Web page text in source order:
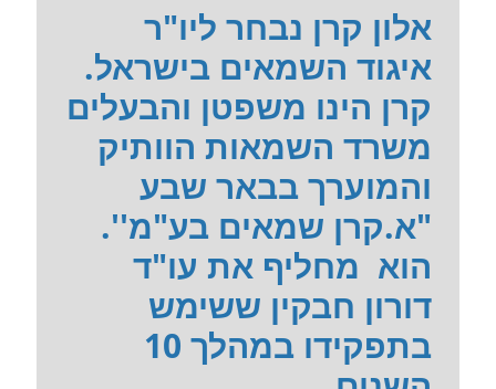
אלון קרן נבחר ליו"ר
איגוד השמאים בישראל.
קרן הינו משפטן והבעלים
משרד השמאות הוותיק
והמוערך בבאר שבע
"א.קרן שמאים בע"מ''.
הוא מחליף את עו"ד
דורון חבקין ששימש
בתפקידו במהלך 10